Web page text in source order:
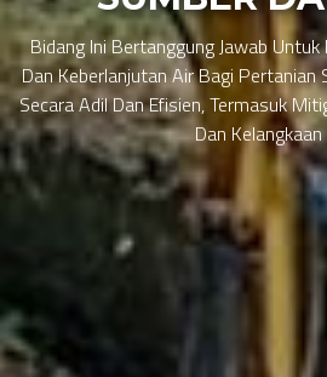
Bidang Ini Bertanggung Jawab
Dan Keberlanjutan Air Bagi Pertanian
Secara Adil Dan Efisien, Termasuk
Dan